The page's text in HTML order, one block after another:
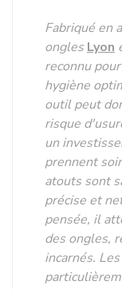
Fabriqué en
ongles Lyon
reconnu
hygiène
outil peut
risque
un
prennent
atouts sont
précise et
pensée, il
des ongles,
incarnés.